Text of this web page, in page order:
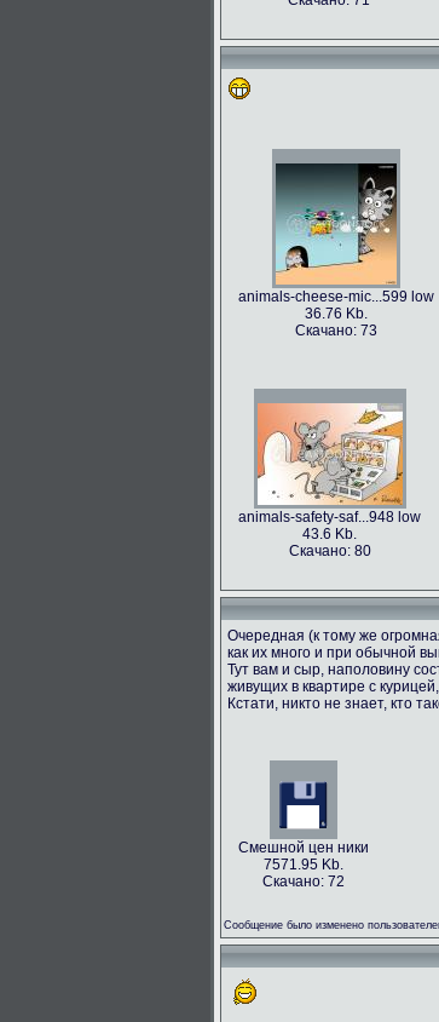
animals-cheese-mic...599 low
36.76 Kb.
Скачано: 73
animals-safety-saf...948 low
43.6 Kb.
Скачано: 80
Очередная (к тому же
как их много и при обычной
Тут вам и сыр, наполовину
живущих в квартире с
Кстати, никто не знает, кто
Смешной цен ники
7571.95 Kb.
Скачано: 72
Сообщение было изменено